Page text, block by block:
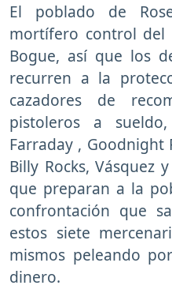
El poblado de
mortífero control del
Bogue, así que los
recurren a la
cazadores de
pistoleros a
Farraday , Goodnight
Billy Rocks, Vásquez
que preparan a la
confrontación que
estos siete
mismos peleando
dinero.